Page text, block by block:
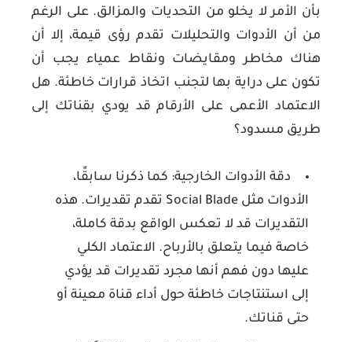
بأن الأمر لا يخلو من التحديات والمزالق. على الرغم
من أن الأدوات والتحليلات تقدم رؤى قيمة، إلا أن
هناك مخاطر ومقايضات ونقاط عمياء يجب أن
تكون على دراية بها لتجنب اتخاذ قرارات خاطئة. هل
الاعتماد الأعمى على الأرقام قد يودي بقناتك إلى
طريق مسدود؟
دقة الأدوات الخارجية: كما ذكرنا سابقًا،
الأدوات مثل Social Blade تقدم تقديرات. هذه
التقديرات قد لا تعكس الواقع بدقة كاملة،
خاصة فيما يتعلق بالأرباح. الاعتماد الكلي
عليها دون فهم أنها مجرد تقديرات قد يؤدي
إلى استنتاجات خاطئة حول أداء قناة معينة أو
حتى قناتك.